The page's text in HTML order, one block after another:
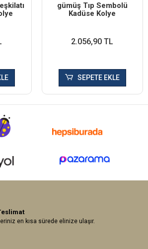
​gümüş Tıp Sembolü
Kadüse Kolye
2.056,90 TL
SEPETE EKLE
en kısa sürede elinize ulaşır.